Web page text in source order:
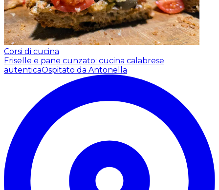
Corsi di cucina
Friselle e pane cunzato: cucina calabrese
autenticaOspitato da Antonella